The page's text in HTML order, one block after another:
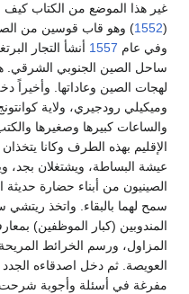
غير هذا الموضع من الكتاب
(
1552) وهو قاب قوسين من
وفي عام 1557 أنشأ التجار
ساحل الصين الجنوبي الشرقي.
لهجات الصين وعاداتها. وأخيراً
وميكيلي رودجيري، ولاية
والساعات كبيرها وصغيرها
الإقليم بهذه الطرف وكانا
عيشة البساطة، ويشتغلان بجد،
الصينيون من أبناء حضارة حديثة
سمح لهما بالبقاء. واتخذ
المندوبين (كبار الموظفين)
المزاول، ورسم الخرائط
العويصة. ثم دخل اصدقاءه
مفرغة في أسئلة وأجوبة شرحت